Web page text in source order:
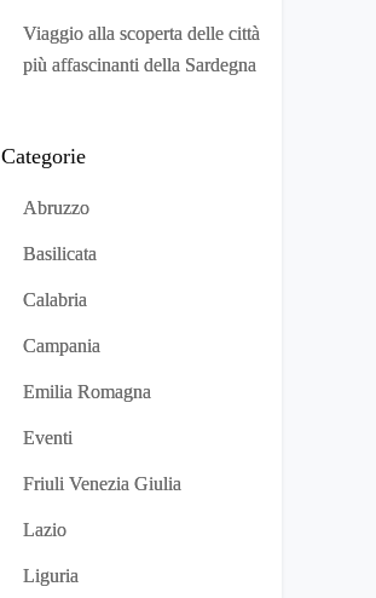
Viaggio alla scoperta delle città
più affascinanti della Sardegna
Categorie
Abruzzo
Basilicata
Calabria
Campania
Emilia Romagna
Eventi
Friuli Venezia Giulia
Lazio
Liguria